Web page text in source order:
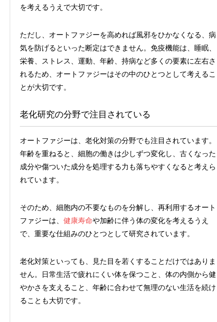
を考えるうえで大切です。
ただし、オートファジーを高めれば風邪をひかなくなる、病
気を防げるといった断定はできません。免疫機能は、睡眠、
栄養、ストレス、運動、年齢、持病など多くの要素に左右さ
れるため、オートファジーはその中のひとつとして考えるこ
とが大切です。
老化研究の分野で注目されている
オートファジーは、老化対策の分野でも注目されています。
年齢を重ねると、細胞の働きは少しずつ変化し、古くなった
成分や傷ついた成分を処理する力も落ちやすくなると考えら
れています。
そのため、細胞内の不要なものを分解し、再利用するオート
ファジーは、 健康寿命や加齢に伴う体の変化を考えるうえ
で、重要な仕組みのひとつとして研究されています。
老化対策といっても、見た目を若くすることだけではありま
せん。日常生活で疲れにくい体を保つこと、体の内側から健
やかさを支えること、年齢に合わせて無理のない生活を続け
ることも大切です。